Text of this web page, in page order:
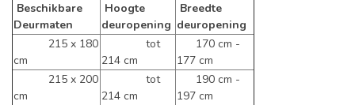
Beschikbare
Deurmaten
Hoogte
deuropening
Breedte
deuropening
215 x 180
cm
tot
214 cm
170 cm -
177 cm
215 x 200
cm
tot
214 cm
190 cm -
197 cm